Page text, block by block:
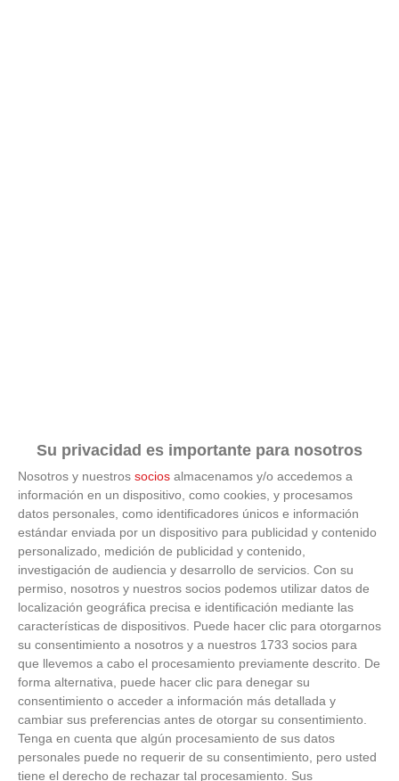
Su privacidad es importante para nosotros
Nosotros y nuestros socios almacenamos y/o accedemos a
información en un dispositivo, como cookies, y procesamos
datos personales, como identificadores únicos e información
estándar enviada por un dispositivo para publicidad y contenido
personalizado, medición de publicidad y contenido,
investigación de audiencia y desarrollo de servicios. Con su
permiso, nosotros y nuestros socios podemos utilizar datos de
localización geográfica precisa e identificación mediante las
características de dispositivos. Puede hacer clic para otorgarnos
su consentimiento a nosotros y a nuestros 1733 socios para
que llevemos a cabo el procesamiento previamente descrito. De
forma alternativa, puede hacer clic para denegar su
consentimiento o acceder a información más detallada y
cambiar sus preferencias antes de otorgar su consentimiento.
Tenga en cuenta que algún procesamiento de sus datos
personales puede no requerir de su consentimiento, pero usted
tiene el derecho de rechazar tal procesamiento. Sus
Parece ciencia ficción
Prepárate para alucinar con estas criaturas